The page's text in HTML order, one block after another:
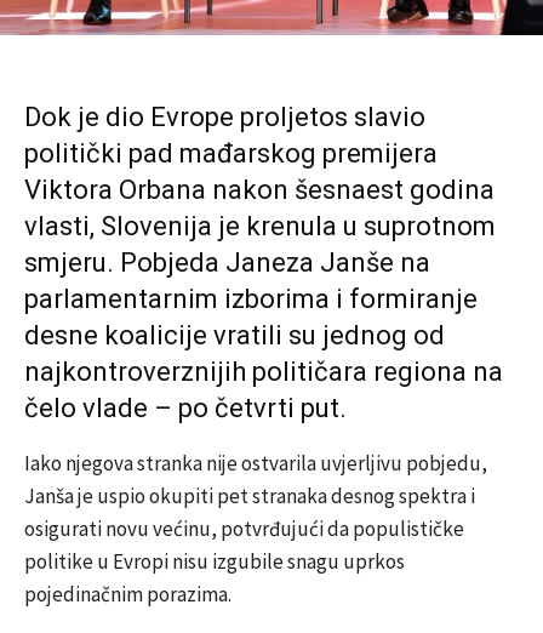
Dok je dio Evrope proljetos slavio
politički pad mađarskog premijera
Viktora Orbana nakon šesnaest godina
vlasti, Slovenija je krenula u suprotnom
smjeru. Pobjeda Janeza Janše na
parlamentarnim izborima i formiranje
desne koalicije vratili su jednog od
najkontroverznijih političara regiona na
čelo vlade – po četvrti put.
Iako njegova stranka nije ostvarila uvjerljivu pobjedu,
Janša je uspio okupiti pet stranaka desnog spektra i
osigurati novu većinu, potvrđujući da populističke
politike u Evropi nisu izgubile snagu uprkos
pojedinačnim porazima.